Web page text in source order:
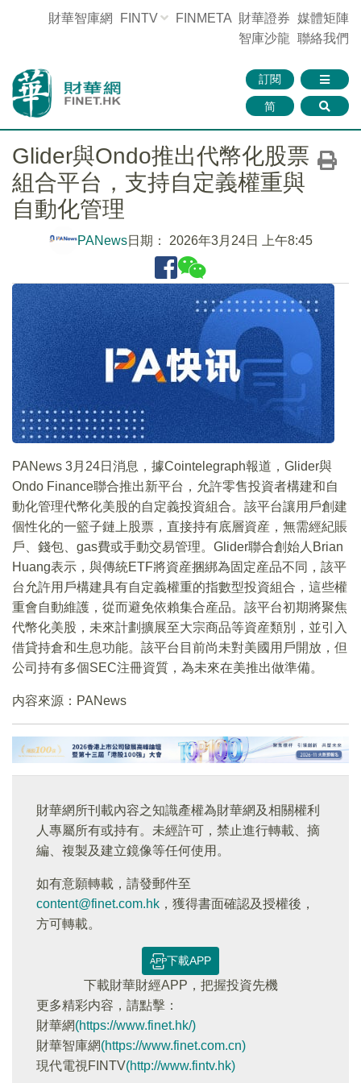
財華智庫網 FINTV FINMETA 財華證券 媒體矩陣
智庫沙龍 聯絡我們
訂閱
简
Glider與Ondo推出代幣化股票
組合平台，支持自定義權重與
自動化管理
PANews日期： 2026年3月24日 上午8:45
PANews 3月24日消息，據Cointelegraph報道，Glider與
Ondo Finance聯合推出新平台，允許零售投資者構建和自
動化管理代幣化美股的自定義投資組合。該平台讓用戶創建
個性化的一籃子鏈上股票，直接持有底層資産，無需經紀賬
戶、錢包、gas費或手動交易管理。Glider聯合創始人Brian
Huang表示，與傳統ETF將資産捆綁為固定産品不同，該平
台允許用戶構建具有自定義權重的指數型投資組合，這些權
重會自動維護，從而避免依賴集合産品。該平台初期將聚焦
代幣化美股，未來計劃擴展至大宗商品等資産類別，並引入
借貸持倉和生息功能。該平台目前尚未對美國用戶開放，但
公司持有多個SEC注冊資質，為未來在美推出做準備。
内容來源：PANews
財華網所刊載內容之知識產權為財華網及相關權利
人專屬所有或持有。未經許可，禁止進行轉載、摘
編、複製及建立鏡像等任何使用。
如有意願轉載，請發郵件至
content@finet.com.hk ，獲得書面確認及授權後，
方可轉載。
下載APP
下載財華財經APP，把握投資先機
更多精彩内容，請點擊：
財華網(https://www.finet.hk/)
財華智庫網(https://www.finet.com.cn)
現代電視FINTV(http://www.fintv.hk)